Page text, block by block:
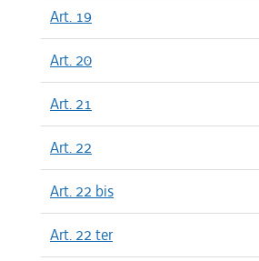
Art. 19
Art. 20
Art. 21
Art. 22
Art. 22 bis
Art. 22 ter